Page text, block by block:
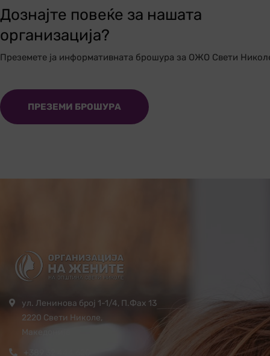
Дознајте повеќе за нашата
организација?
Преземете ја информативната брошура за ОЖО Свети
ПРЕЗЕМИ БРОШУРА
ул. Ленинова број 1-1/4, П.Фах 13
2220 Свети Николе,
Македонија